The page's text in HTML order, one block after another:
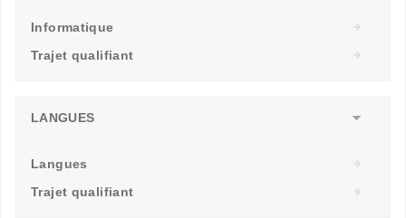
Informatique
Trajet qualifiant
LANGUES
Langues
Trajet qualifiant